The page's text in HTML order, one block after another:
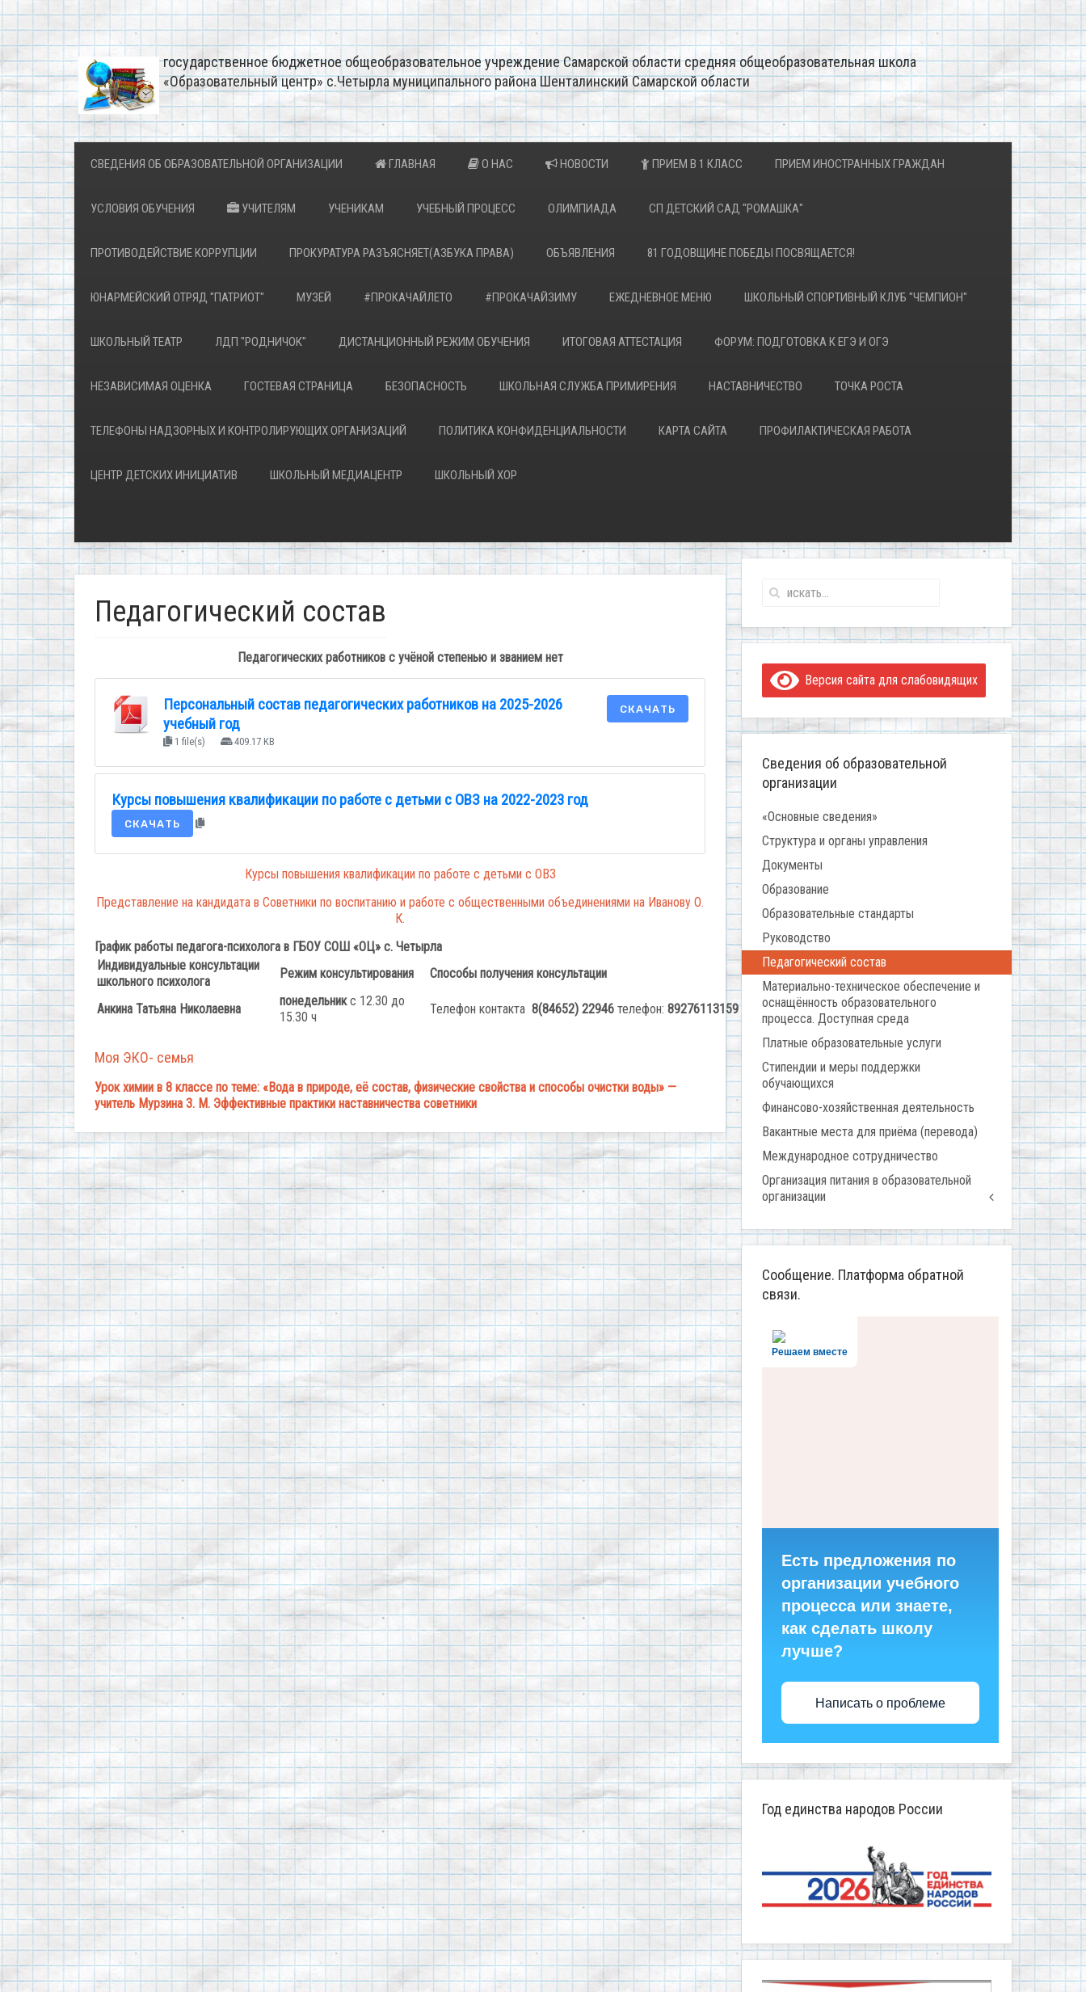
государственное бюджетное общеобразовательное учреждение Самарской области средняя общеобразовательная школа
«Образовательный центр» с.Четырла муниципального района Шенталинский Самарской области
СВЕДЕНИЯ ОБ ОБРАЗОВАТЕЛЬНОЙ ОРГАНИЗАЦИИ ГЛАВНАЯ О НАС НОВОСТИ ПРИЕМ В 1 КЛАСС ПРИЕМ ИНОСТРАННЫХ ГРАЖДАН
УСЛОВИЯ ОБУЧЕНИЯ УЧИТЕЛЯМ УЧЕНИКАМ УЧЕБНЫЙ ПРОЦЕСС ОЛИМПИАДА СП ДЕТСКИЙ САД "РОМАШКА"
ПРОТИВОДЕЙСТВИЕ КОРРУПЦИИ ПРОКУРАТУРА РАЗЪЯСНЯЕТ(АЗБУКА ПРАВА) ОБЪЯВЛЕНИЯ 81 ГОДОВЩИНЕ ПОБЕДЫ ПОСВЯЩАЕТСЯ!
ЮНАРМЕЙСКИЙ ОТРЯД "ПАТРИОТ" МУЗЕЙ #ПРОКАЧАЙЛЕТО #ПРОКАЧАЙЗИМУ ЕЖЕДНЕВНОЕ МЕНЮ ШКОЛЬНЫЙ СПОРТИВНЫЙ КЛУБ "ЧЕМПИОН"
ШКОЛЬНЫЙ ТЕАТР ЛДП "РОДНИЧОК" ДИСТАНЦИОННЫЙ РЕЖИМ ОБУЧЕНИЯ ИТОГОВАЯ АТТЕСТАЦИЯ ФОРУМ: ПОДГОТОВКА К ЕГЭ И ОГЭ
НЕЗАВИСИМАЯ ОЦЕНКА ГОСТЕВАЯ СТРАНИЦА БЕЗОПАСНОСТЬ ШКОЛЬНАЯ СЛУЖБА ПРИМИРЕНИЯ НАСТАВНИЧЕСТВО ТОЧКА РОСТА
ТЕЛЕФОНЫ НАДЗОРНЫХ И КОНТРОЛИРУЮЩИХ ОРГАНИЗАЦИЙ ПОЛИТИКА КОНФИДЕНЦИАЛЬНОСТИ КАРТА САЙТА ПРОФИЛАКТИЧЕСКАЯ РАБОТА
ЦЕНТР ДЕТСКИХ ИНИЦИАТИВ ШКОЛЬНЫЙ МЕДИАЦЕНТР ШКОЛЬНЫЙ ХОР
Педагогический состав
Педагогических работников с учёной степенью и званием нет
Персональный состав педагогических работников на 2025-2026
учебный год
1 file(s) 409.17 KB
СКАЧАТЬ
Курсы повышения квалификации по работе с детьми с ОВЗ на 2022-2023 год
СКАЧАТЬ
Курсы повышения квалификации по работе с детьми с ОВЗ
Представление на кандидата в Советники по воспитанию и работе с общественными объединениями на Иванову О.
К.
График работы педагога-психолога в ГБОУ СОШ «ОЦ» с. Четырла
Индивидуальные консультации
школьного психолога
Режим консультирования Способы получения консультации
Анкина Татьяна Николаевна
понедельникс 12.30 до
15.30 ч
Телефон контакта 8(84652) 22946 телефон: 89276113159
Моя ЭКО- семья
Урок химии в 8 классе по теме: «Вода в природе, её состав, физические свойства и способы очистки воды» —
учитель Мурзина З. М. Эффективные практики наставничества советники
Версия сайта для слабовидящих
Сведения об образовательной
организации
«Основные сведения»
Структура и органы управления
Документы
Образование
Образовательные стандарты
Руководство
Педагогический состав
Материально-техническое обеспечение и
оснащённость образовательного
процесса. Доступная среда
Платные образовательные услуги
Стипендии и меры поддержки
обучающихся
Финансово-хозяйственная деятельность
Вакантные места для приёма (перевода)
Международное сотрудничество
Организация питания в образовательной
организации
Сообщение. Платформа обратной
связи.
Решаем вместе
Есть предложения по
организации учебного
процесса или знаете,
как сделать школу
лучше?
Написать о проблеме
Год единства народов России